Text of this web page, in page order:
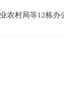
农村局等12栋